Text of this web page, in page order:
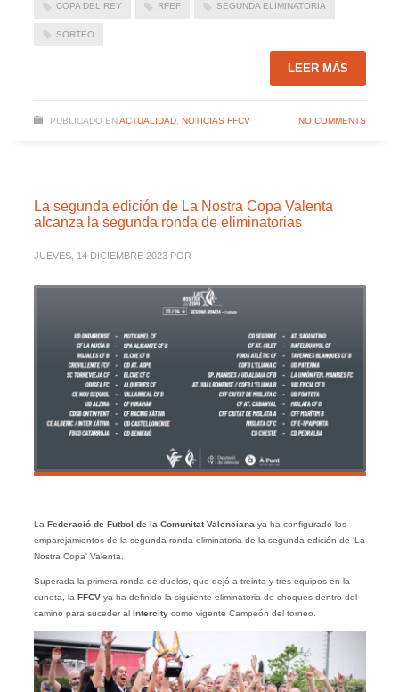
COPA DEL REY RFEF SEGUNDA ELIMINATORIA
SORTEO
LEER MÁS
PUBLICADO EN ACTUALIDAD, NOTICIAS FFCV NO COMMENTS
La segunda edición de La Nostra Copa Valenta
alcanza la segunda ronda de eliminatorias
JUEVES, 14 DICIEMBRE 2023 POR
La Federació de Futbol de la Comunitat Valenciana ya ha configurado los
emparejamientos de la segunda ronda eliminatoria de la segunda edición de ‘La
Nostra Copa‘ Valenta.
Superada la primera ronda de duelos, que dejó a treinta y tres equipos en la
cuneta, la FFCV ya ha definido la siguiente eliminatoria de choques dentro del
camino para suceder al Intercity como vigente Campeón del torneo.